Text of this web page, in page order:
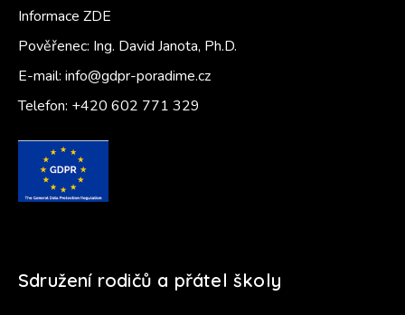
Informace ZDE
Pověřenec: Ing. David Janota, Ph.D.
E-mail: info@gdpr-poradime.cz
Telefon: +420 602 771 329
Sdružení rodičů a přátel školy